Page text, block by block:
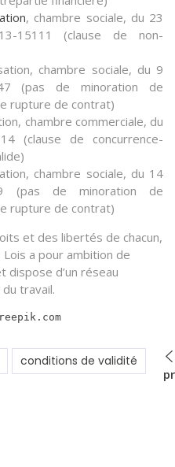
, chambre sociale, du 23
15111 (clause de non-
chambre sociale, du 9
(pas de minoration de
rupture de contrat)
chambre commerciale, du
(clause de concurrence-
chambre sociale, du 14
(pas de minoration de
rupture de contrat)
et des libertés de chacun,
a pour ambition de
dispose d’un réseau
travail.
m
conditions de validité